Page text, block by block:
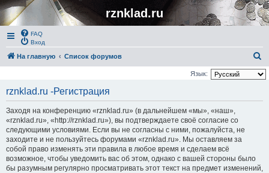
rznklad.ru
FAQ
Вход
На главную Список форумов
о
Язык:
rznklad.ru -Регистрация
Заходя на конференцию «rznklad.ru» (в дальнейшем «мы», «наш»,
«rznklad.ru», «http://rznklad.ru»), вы подтверждаете своё согласие со
следующими условиями. Если вы не согласны с ними, пожалуйста, не
заходите и не пользуйтесь форумами «rznklad.ru». Мы оставляем за
собой право изменять эти правила в любое время и сделаем всё
возможное, чтобы уведомить вас об этом, однако с вашей стороны было
бы разумным регулярно просматривать этот текст на предмет изменений,